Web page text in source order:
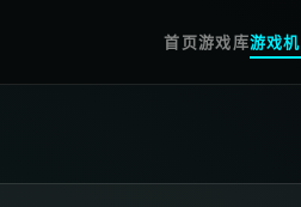
首页游戏库游戏机